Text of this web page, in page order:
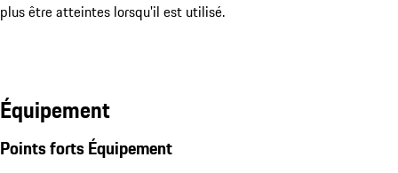
plus être atteintes lorsqu'il est utilisé.
Équipement
Points forts Équipement